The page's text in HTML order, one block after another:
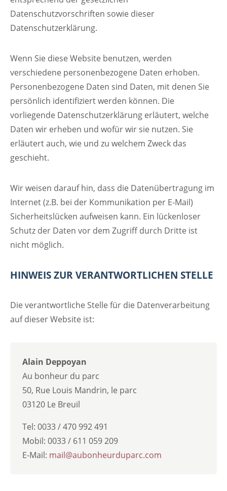
Datenschutzvorschriften sowie dieser
Datenschutzerklärung.
Wenn Sie diese Website benutzen, werden
verschiedene personenbezogene Daten erhoben.
Personenbezogene Daten sind Daten, mit denen Sie
persönlich identifiziert werden können. Die
vorliegende Datenschutzerklärung erläutert, welche
Daten wir erheben und wofür wir sie nutzen. Sie
erläutert auch, wie und zu welchem Zweck das
geschieht.
Wir weisen darauf hin, dass die Datenübertragung im
Internet (z.B. bei der Kommunikation per E-Mail)
Sicherheitslücken aufweisen kann. Ein lückenloser
Schutz der Daten vor dem Zugriff durch Dritte ist
nicht möglich.
HINWEIS ZUR VERANTWORTLICHEN STELLE
Die verantwortliche Stelle für die Datenverarbeitung
auf dieser Website ist:
Alain Deppoyan
Au bonheur du parc
50, Rue Louis Mandrin, le parc
03120 Le Breuil
Tel: 0033 / 470 992 491
Mobil: 0033 / 611 059 209
E-Mail: mail@aubonheurduparc.com